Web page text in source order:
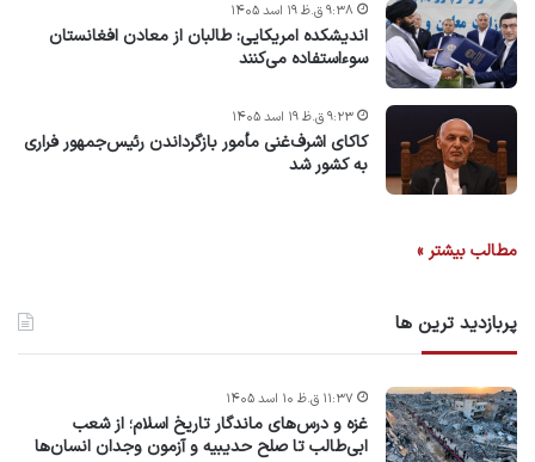
اندیشکده امریکایی: طالبان از معادن افغانستان
سوءاستفاده می‌کنند
۹:۳۸ ق.ظ ۱۹ اسد ۱۴۰۵
کاکای اشرف‌غنی مأمور بازگرداندن رئیس‌جمهور فراری
به کشور شد
۹:۲۳ ق.ظ ۱۹ اسد ۱۴۰۵
مطالب بیشتر »
پربازدید ترین ها
غزه و درس‌های ماندگار تاریخ اسلام؛ از شعب
ابی‌طالب تا صلح حدیبیه و آزمون وجدان انسان‌ها
۱۱:۳۷ ق.ظ ۱۰ اسد ۱۴۰۵